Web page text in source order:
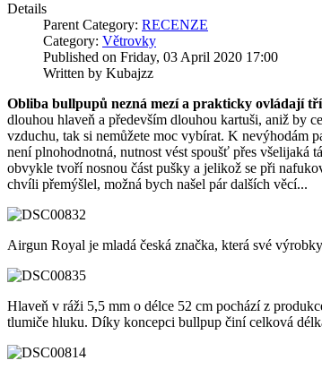
Details
Parent Category: RECENZE
Category: Větrovky
Published on Friday, 03 April 2020 17:00
Written by Kubajzz
Obliba bullpupů nezná mezí a prakticky ovládají
dlouhou hlaveň a především dlouhou kartuši, aniž by
vzduchu, tak si nemůžete moc vybírat. K nevýhodám
není plnohodnotná, nutnost vést spoušť přes všelijaká
obvykle tvoří nosnou část pušky a jelikož se při
chvíli přemýšlel, možná bych našel pár dalších věcí...
Airgun Royal je mladá česká značka, která své
Hlaveň v ráži 5,5 mm o délce 52 cm pochází z
tlumiče hluku. Díky koncepci bullpup činí celková